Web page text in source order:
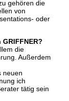
gehören die
von
oder
die
Außerdem
neuen
ich
tätig sein